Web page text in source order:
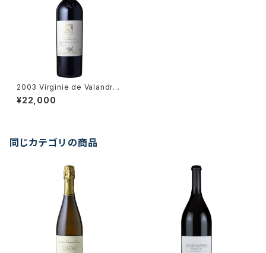
2003 Virginie de Valandrau
d, Saint Emiliong Grand Cr
u
¥22,000
同じカテゴリの商品